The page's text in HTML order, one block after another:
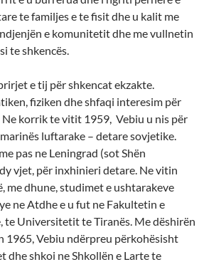
te familjes e te fisit dhe u kalit me
e komunitetit dhe me vullnetin
te shkencës.
e tij për shkencat ekzakte.
fiziken dhe shfaqi interesim për
korrik te vitit 1959, Vebiu u nis për
luftarake – detare sovjetike.
pas ne Leningrad (sot Shën
vjet, për inxhinieri detare. Ne vitin
me dhune, studimet e ushtarakeve
ne Atdhe e u fut ne Fakultetin e
te Universitetit te Tiranës. Me dëshirën
1965, Vebiu ndërpreu përkohësisht
dhe shkoi ne Shkollën e Larte te